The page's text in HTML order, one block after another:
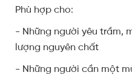
Phù hợp cho:
- Những người yêu trầm,
lượng nguyên chất
- Những người cần một